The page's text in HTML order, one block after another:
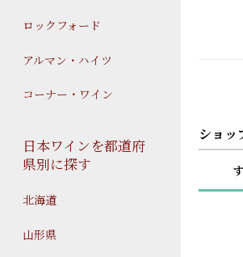
ロックフォード
アルマン・ハイツ
コーナー・ワイン
日本ワインを都道府
県別に探す
北海道
山形県
ショッ